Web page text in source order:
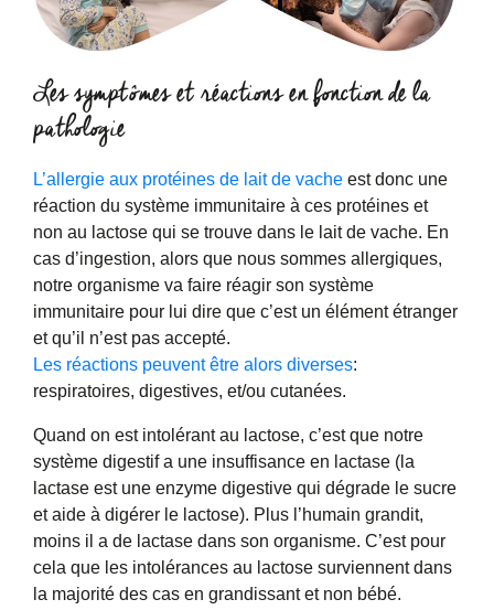
Les symptômes et réactions en fonction de la
pathologie
L’allergie aux protéines de lait de vache est donc une
réaction du système immunitaire à ces protéines et
non au lactose qui se trouve dans le lait de vache. En
cas d’ingestion, alors que nous sommes allergiques,
notre organisme va faire réagir son système
immunitaire pour lui dire que c’est un élément étranger
et qu’il n’est pas accepté.
Les réactions peuvent être alors diverses:
respiratoires, digestives, et/ou cutanées.
Quand on est intolérant au lactose, c’est que notre
système digestif a une insuffisance en lactase (la
lactase est une enzyme digestive qui dégrade le sucre
et aide à digérer le lactose). Plus l’humain grandit,
moins il a de lactase dans son organisme. C’est pour
cela que les intolérances au lactose surviennent dans
la majorité des cas en grandissant et non bébé.